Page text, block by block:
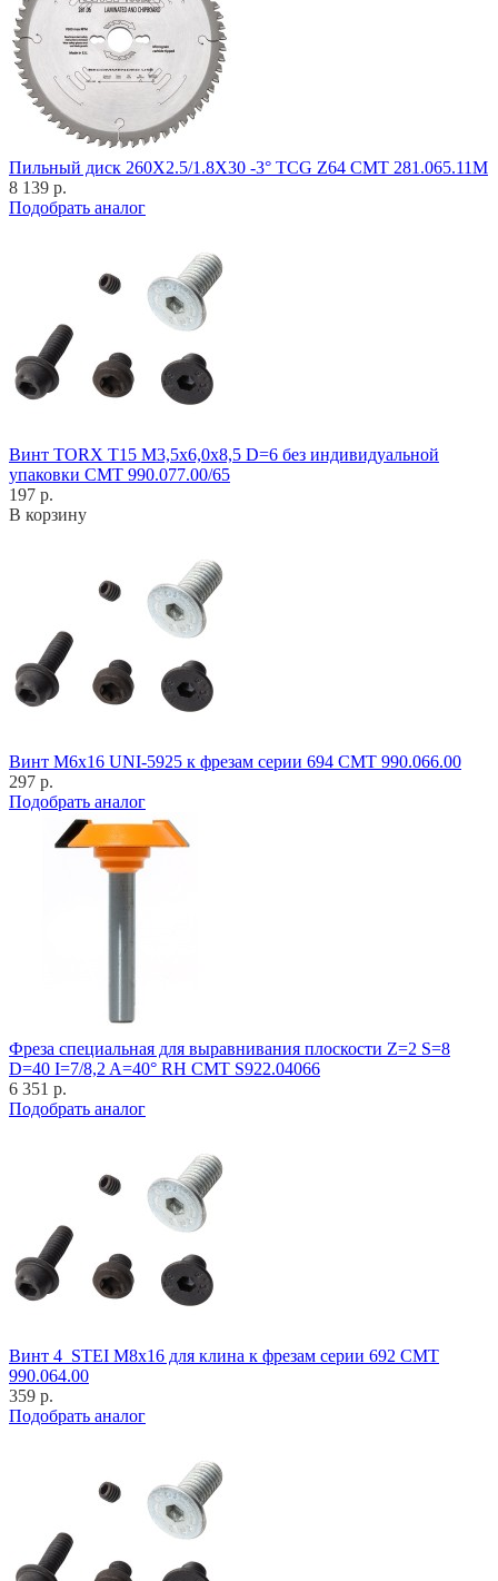
Пильный диск 260X2.5/1.8X30 -3° TCG Z64 CMT 281.065.11M
8 139 р.
Подобрать аналог
Винт TORX T15 M3,5x6,0x8,5 D=6 без индивидуальной
упаковки CMT 990.077.00/65
197 р.
В корзину
Винт M6x16 UNI-5925 к фрезам серии 694 CMT 990.066.00
297 р.
Подобрать аналог
Фреза специальная для выравнивания плоскости Z=2 S=8
D=40 I=7/8,2 A=40° RH CMT S922.04066
6 351 р.
Подобрать аналог
Винт 4_STEI M8x16 для клина к фрезам серии 692 CMT
990.064.00
359 р.
Подобрать аналог